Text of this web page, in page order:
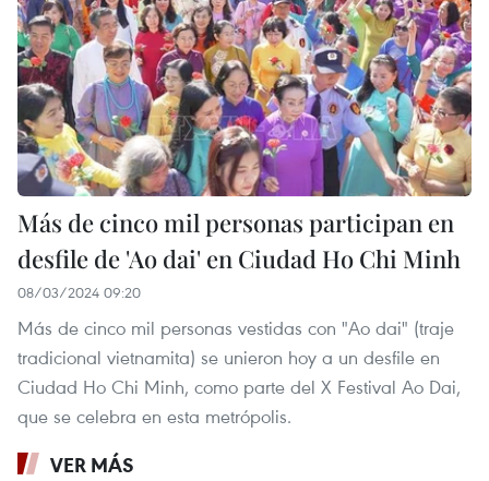
Más de cinco mil personas participan en
desfile de 'Ao dai' en Ciudad Ho Chi Minh
08/03/2024 09:20
Más de cinco mil personas vestidas con "Ao dai" (traje
tradicional vietnamita) se unieron hoy a un desfile en
Ciudad Ho Chi Minh, como parte del X Festival Ao Dai,
que se celebra en esta metrópolis.
VER MÁS